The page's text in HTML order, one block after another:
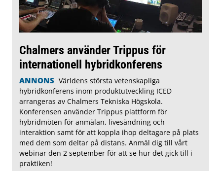
Chalmers använder Trippus för
internationell hybridkonferens
ANNONS Världens största vetenskapliga
hybridkonferens inom produktutveckling ICED
arrangeras av Chalmers Tekniska Högskola.
Konferensen använder Trippus plattform för
hybridmöten för anmälan, livesändning och
interaktion samt för att koppla ihop deltagare på plats
med dem som deltar på distans. Anmäl dig till vårt
webinar den 2 september för att se hur det gick till i
praktiken!